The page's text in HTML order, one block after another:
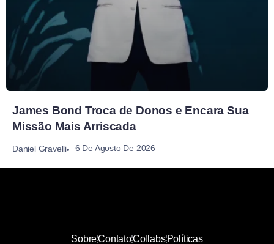
James Bond Troca de Donos e Encara Sua
Missão Mais Arriscada
Daniel Gravelli 6 De Agosto De 2026
SobreContatoCollabsPolíticas